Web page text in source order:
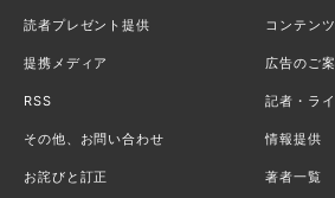
読者プレゼント提供 コンテン
提携メディア 広告のご
RSS 記者・ラ
その他、お問い合わせ 情報提供
お詫びと訂正 著者一覧